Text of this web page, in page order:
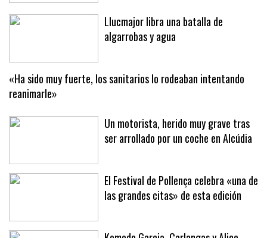
Llucmajor libra una batalla de
algarrobas y agua
«Ha sido muy fuerte, los sanitarios lo rodeaban intentando
reanimarle»
Un motorista, herido muy grave tras
ser arrollado por un coche en Alcúdia
El Festival de Pollença celebra «una de
las grandes citas» de esta edición